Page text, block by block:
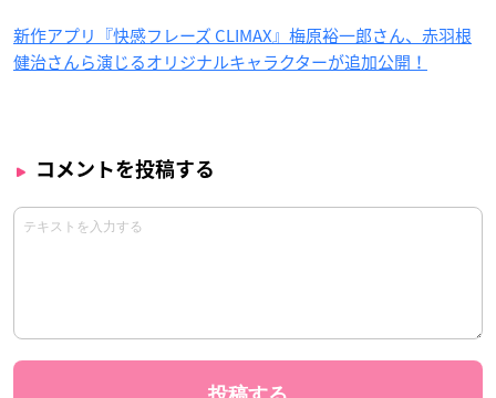
新作アプリ『快感フレーズ CLIMAX』梅原裕一郎さん、赤羽根
健治さんら演じるオリジナルキャラクターが追加公開！
コメントを投稿する